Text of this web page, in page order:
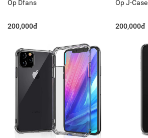
Ốp Dfans
200,000đ
Ốp J-Case
200,000đ